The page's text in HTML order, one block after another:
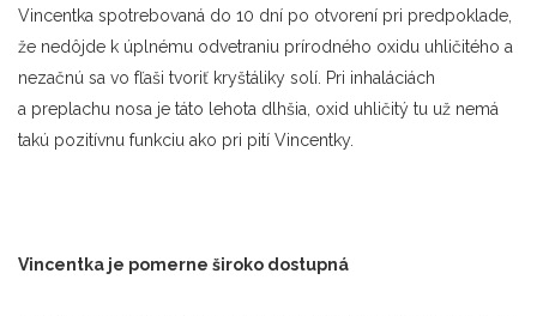
Vincentka spotrebovaná do 10 dní po otvorení pri predpoklade,
že nedôjde k úplnému odvetraniu prírodného oxidu uhličitého a
nezačnú sa vo fľaši tvoriť kryštáliky solí. Pri inhaláciách
a preplachu nosa je táto lehota dlhšia, oxid uhličitý tu už nemá
takú pozitívnu funkciu ako pri pití Vincentky.
Vincentka je pomerne široko dostupná